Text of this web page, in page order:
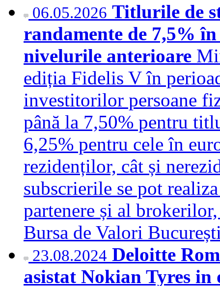
06.05.2026 Titlurile de
randamente de 7,5%
nivelurile anterioare
ediția Fidelis V în
investitorilor persoane
până la 7,50% pentru
6,25% pentru cele în
rezidenților, cât și
subscrierile se pot
partenere și al
Bursa de Valori
23.08.2024 Deloitte
asistat Nokian Tyres